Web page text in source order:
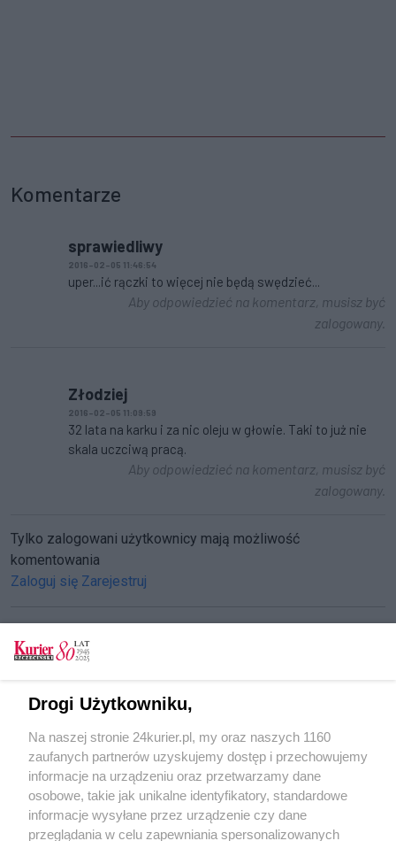
Komentarze
sprawiedliwy
2016-02-05 11:46:54
uper...ić rączki to więcej nie będą swędzieć...
Aby odpowiedzieć na komentarz, musisz być
zalogowany.
Złodziej
2016-02-05 11:09:59
32 lata na karku i za nic oleju w głowie. Taki to już nie
skala uczciwą pracą.
Aby odpowiedzieć na komentarz, musisz być
zalogowany.
Tylko zalogowani użytkownicy mają możliwość
komentowania
Zaloguj się Zarejestruj
Anna zaginęła
Lepkie ręce sprzątaczki
Gdzie jest Władysław?
POGODA
Drogi Użytkowniku,
Na naszej stronie 24kurier.pl, my oraz naszych 1160
zaufanych partnerów uzyskujemy dostęp i przechowujemy
informacje na urządzeniu oraz przetwarzamy dane
osobowe, takie jak unikalne identyfikatory, standardowe
informacje wysyłane przez urządzenie czy dane
przeglądania w celu zapewniania spersonalizowanych